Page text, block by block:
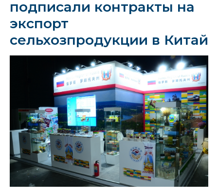
подписали контракты на
экспорт
сельхозпродукции в Китай